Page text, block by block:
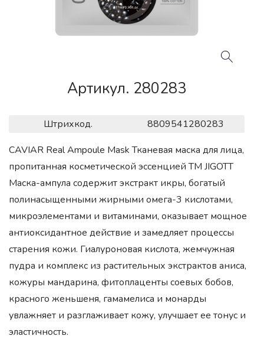
Артикул. 280283
Штрихкод.
8809541280283
CAVIAR Real Ampoule Mask Тканевая маска для лица,
пропитанная косметической эссенцией ТМ JIGOTT
Маска-ампула содержит экстракт икры, богатый
полинасыщенными жирными омега-3 кислотами,
микроэлементами и витаминами, оказывает мощное
антиоксидантное действие и замедляет процессы
старения кожи. Гиалуроновая кислота, жемчужная
пудра и комплекс из растительных экстрактов аниса,
кожуры мандарина, фитоплаценты соевых бобов,
красного женьшеня, гамамелиса и монарды
увлажняет и разглаживает кожу, улучшает ее тонус и
эластичность.